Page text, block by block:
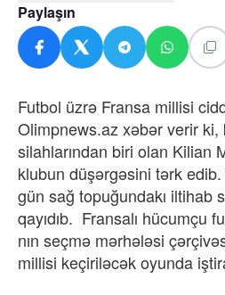
Paylaşın
Futbol üzrə Fransa millisi
Olimpnews.az xəbər verir ki,
silahlarından biri olan Kilian
klubun düşərgəsini tərk
gün sağ topuğundakı iltihab
qayıdıb. Fransalı hücumçu
nın seçmə mərhələsi
millisi keçiriləcək oyunda